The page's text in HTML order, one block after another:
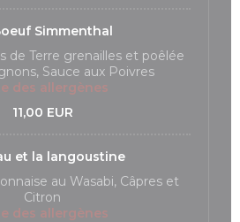
Simmenthal
de Terre grenailles et poêlée
Sauce aux Poivres
des allergènes
11,00 EUR
et la langoustine
au Wasabi, Câpres et
Citron
des allergènes